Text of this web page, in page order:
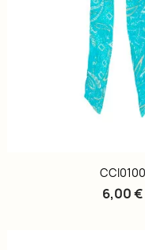
CCI0100
6,00 €